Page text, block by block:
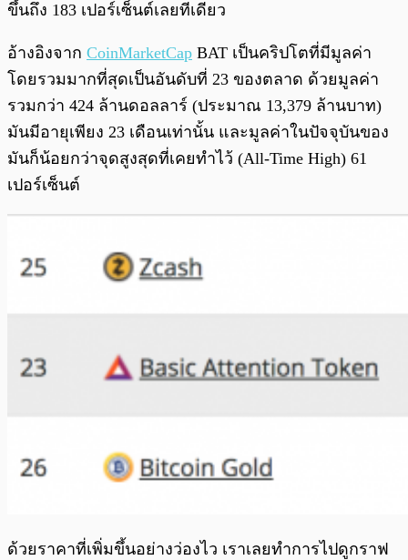
ขึ้นถึง 183 เปอร์เซ็นต์เลยทีเดียว
อ้างอิงจาก CoinMarketCap BAT เป็นคริปโตที่มีมูลค่า
โดยรวมมากที่สุดเป็นอันดับที่ 23 ของตลาด ด้วยมูลค่า
รวมกว่า 424 ล้านดอลลาร์ (ประมาณ 13,379 ล้านบาท)
มันมีอายุเพียง 23 เดือนเท่านั้น และมูลค่าในปัจจุบันของ
มันก็น้อยกว่าจุดสูงสุดที่เคยทำไว้ (All-Time High) 61
เปอร์เซ็นต์
ด้วยราคาที่เพิ่มขึ้นอย่างว่องไว เราเลยทำการไปดูกราฟ